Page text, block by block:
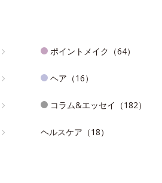
ポイントメイク（64）
ヘア（16）
コラム&エッセイ（182）
ヘルスケア（18）